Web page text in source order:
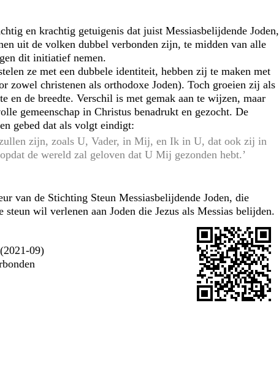
en krachtig getuigenis dat juist Messiasbelijdende Joden,
uit de volken dubbel verbonden zijn, te midden van alle
dit initiatief nemen.
ze met een dubbele identiteit, hebben zij te maken met
zowel christenen als orthodoxe Joden). Toch groeien zij als
en de breedte. Verschil is met gemak aan te wijzen, maar
gemeenschap in Christus benadrukt en gezocht. De
gebed dat als volgt eindigt:
zijn, zoals U, Vader, in Mij, en Ik in U, dat ook zij in
de wereld zal geloven dat U Mij gezonden hebt.’
van de Stichting Steun Messiasbelijdende Joden, die
steun wil verlenen aan Joden die Jezus als Messias belijden.
09)